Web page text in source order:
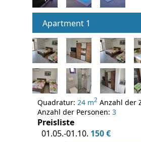
Apartment 1
Quadratur: 24 m2 Anzahl der
Anzahl der Personen: 3
Preisliste
01.05.-01.10. 150 €